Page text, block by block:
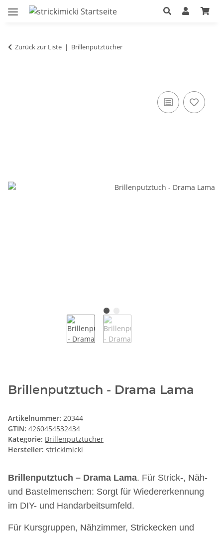
Zurück zur Liste Brillenputztücher
Brillenputztuch - Drama Lama
Artikelnummer: 20344
GTIN: 4260454532434
Kategorie: Brillenputztücher
Hersteller: strickimicki
Brillenputztuch – Drama Lama. Für Strick-, Näh-
und Bastelmenschen: Sorgt für Wiedererkennung
im DIY- und Handarbeitsumfeld.
Für Kursgruppen, Nähzimmer, Strickecken und